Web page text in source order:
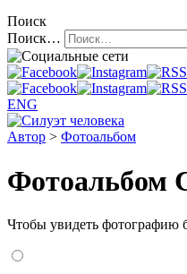
Поиск
Поиск…
ENG
Автор > Фотоальбом
Фотоальбом
Чтобы увидеть фотографию